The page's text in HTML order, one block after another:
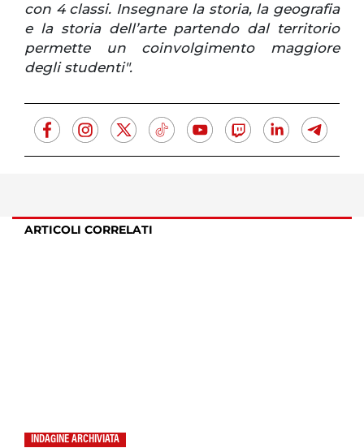
con 4 classi. Insegnare la storia, la geografia
e la storia dell’arte partendo dal territorio
permette un coinvolgimento maggiore
degli studenti".
ARTICOLI CORRELATI
INDAGINE ARCHIVIATA